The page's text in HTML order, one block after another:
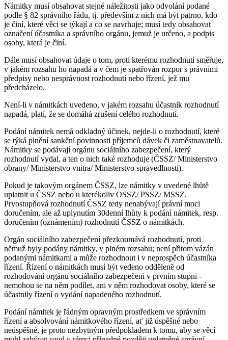
Námitky musí obsahovat stejné náležitosti jako odvolání podané
podle § 82 správního řádu, tj. především z nich má být patrno, kdo
je činí, které věci se týkají a co se navrhuje; musí tedy obsahovat
označení účastníka a správního orgánu, jemuž je určeno, a podpis
osoby, která je činí.
Dále musí obsahovat údaje o tom, proti kterému rozhodnutí směřuje,
v jakém rozsahu ho napadá a v čem je spatřován rozpor s právními
předpisy nebo nesprávnost rozhodnutí nebo řízení, jež mu
předcházelo.
Není-li v námitkách uvedeno, v jakém rozsahu účastník rozhodnutí
napadá, platí, že se domáhá zrušení celého rozhodnutí.
Podání námitek nemá odkladný účinek, nejde-li o rozhodnutí, které
se týká plnění sankční povinnosti příjemců dávek či zaměstnavatelů.
Námitky se podávají orgánu sociálního zabezpečení, který
rozhodnutí vydal, a ten o nich také rozhoduje (ČSSZ/ Ministerstvo
obrany/ Ministerstvo vnitra/ Ministerstvo spravedlnosti).
Pokud je takovým orgánem ČSSZ, lze námitky v uvedené lhůtě
uplatnit u ČSSZ nebo u kterékoliv OSSZ/ PSSZ/ MSSZ.
Prvostupňová rozhodnutí ČSSZ tedy nenabývají právní moci
doručením, ale až uplynutím 30denní lhůty k podání námitek, resp.
doručením (oznámením) rozhodnutí ČSSZ o námitkách.
Orgán sociálního zabezpečení přezkoumává rozhodnutí, proti
němuž byly podány námitky, v plném rozsahu; není přitom vázán
podanými námitkami a může rozhodnout i v neprospěch účastníka
řízení. Řízení o námitkách musí být vedeno odděleně od
rozhodování orgánu sociálního zabezpečení v prvním stupni -
nemohou se na něm podílet, ani v něm rozhodovat osoby, které se
účastnily řízení o vydání napadeného rozhodnutí.
Podání námitek je řádným opravným prostředkem ve správním
řízení a absolvování námitkového řízení, ať již úspěšné nebo
neúspěšné, je proto nezbytným předpokladem k tomu, aby se věcí